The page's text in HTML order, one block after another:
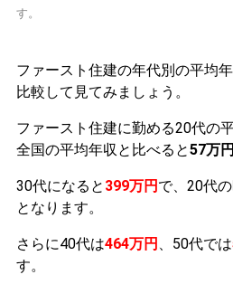
す。
ファースト住建の年代別の平均
比較して見てみましょう。
ファースト住建に勤める20代の
全国の平均年収と比べると57万
30代になると 399万円 で、20代
となります。
さらに40代は464万円 、50代では
す。